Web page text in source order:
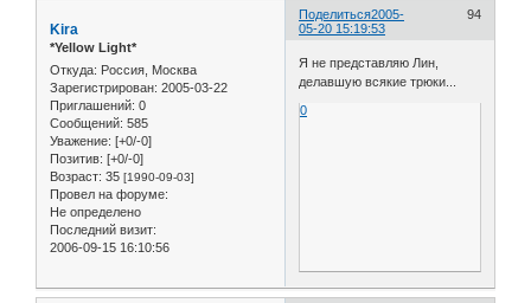
Поделиться 94
2005-
05-20 15:19:53
Kira
*Yellow Light*
Откуда: Россия, Москва
Зарегистрирован: 2005-03-22
Приглашений: 0
Сообщений: 585
Уважение: [+0/-0]
Позитив: [+0/-0]
Возраст: 35 [1990-09-03]
Провел на форуме:
Не определено
Последний визит:
2006-09-15 16:10:56
Я не представляю Лин,
делавшую всякие трюки...
0